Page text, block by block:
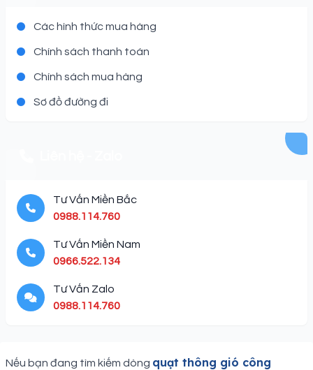
Các hình thức mua hàng
Chính sách thanh toán
Chính sách mua hàng
Sơ đồ đường đi
Tư Vấn Miền Bắc
0988.114.760
Tư Vấn Miền Nam
0966.522.134
Tư Vấn Zalo
0988.114.760
Description
Nếu bạn đang tìm kiếm dòng quạt thông gió công